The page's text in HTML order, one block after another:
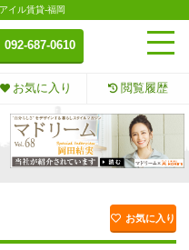
イル賃貸-福岡
092-687-0610
お気に入り 閲覧履歴
お気に入り